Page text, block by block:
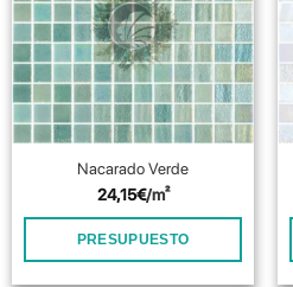
Nacarado Verde
24,15€/m²
PRESUPUESTO